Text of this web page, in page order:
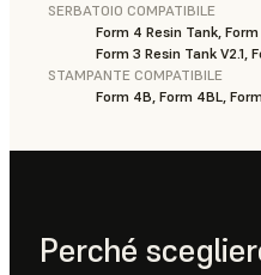
SERBATOIO COMPATIBILE
Form 4 Resin Tank,
Form 3 Resin Tank V2.1,
STAMPANTE COMPATIBILE
Form 4B, Form 4BL,
Perché